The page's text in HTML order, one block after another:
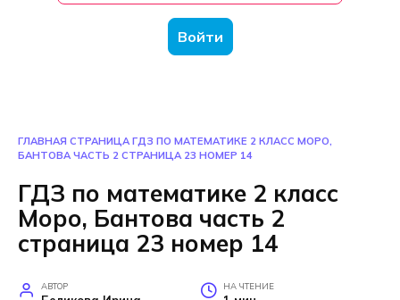
Войти
ГЛАВНАЯ СТРАНИЦА ГДЗ ПО МАТЕМАТИКЕ 2 КЛАСС МОРО,
БАНТОВА ЧАСТЬ 2 СТРАНИЦА 23 НОМЕР 14
ГДЗ по математике 2 класс
Моро, Бантова часть 2
страница 23 номер 14
АВТОР НА ЧТЕНИЕ